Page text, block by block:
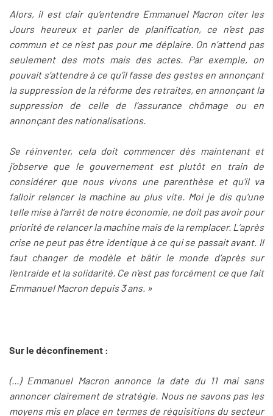
Alors, il est clair qu’entendre Emmanuel Macron citer les
Jours heureux et parler de planification, ce n’est pas
commun et ce n’est pas pour me déplaire. On n’attend pas
seulement des mots mais des actes. Par exemple, on
pouvait s’attendre à ce qu’il fasse des gestes en annonçant
la suppression de la réforme des retraites, en annonçant la
suppression de celle de l’assurance chômage ou en
annonçant des nationalisations.
Se réinventer, cela doit commencer dès maintenant et
j’observe que le gouvernement est plutôt en train de
considérer que nous vivons une parenthèse et qu’il va
falloir relancer la machine au plus vite. Moi je dis qu’une
telle mise à l’arrêt de notre économie, ne doit pas avoir pour
priorité de relancer la machine mais de la remplacer. L’après
crise ne peut pas être identique à ce qui se passait avant. Il
faut changer de modèle et bâtir le monde d’après sur
l’entraide et la solidarité. Ce n’est pas forcément ce que fait
Emmanuel Macron depuis 3 ans. »
Sur le déconfinement :
(...) Emmanuel Macron annonce la date du 11 mai sans
annoncer clairement de stratégie. Nous ne savons pas les
moyens mis en place en termes de réquisitions du secteur